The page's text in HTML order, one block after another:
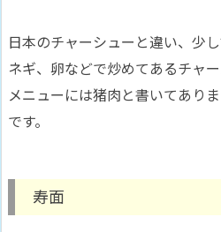
日本のチャーシューと違い、少
ネギ、卵などで炒めてあるチャー
メニューには猪肉と書いてあり
です。
寿面